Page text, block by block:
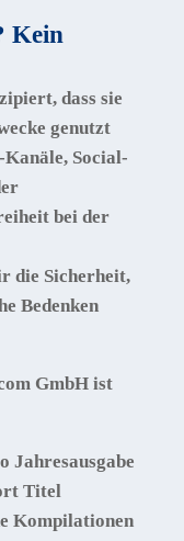
Kein
dass sie
genutzt
Kanäle, Social-
bei der
die Sicherheit,
Bedenken
GmbH ist
Jahresausgabe
Titel
Kompilationen